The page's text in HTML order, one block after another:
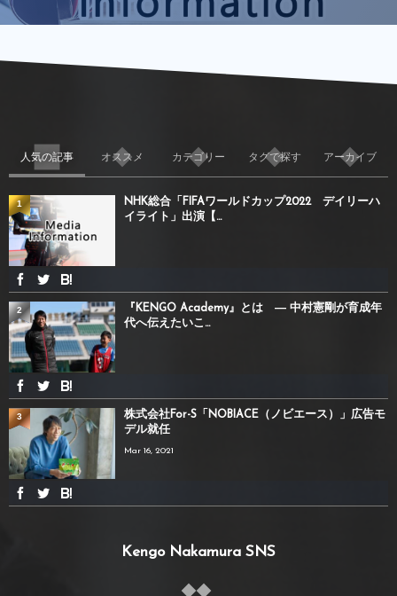
人気の記事 オススメ カテゴリー タグで探す アーカイブ
NHK総合「FIFAワールドカップ2022 デイリーハ
イライト」出演【...
1
『KENGO Academy』とは ― 中村憲剛が育成年
代へ伝えたいこ...
2
株式会社For-S「NOBIACE（ノビエース）」広告モ
デル就任
Mar 16, 2021
3
Kengo Nakamura SNS